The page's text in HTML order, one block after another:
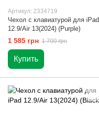
Артикул: 2334719
Чехол с клавиатурой для iPad
12.9/Air 13(2024) (Purple)
1 585 грн 1 700 грн
Купить